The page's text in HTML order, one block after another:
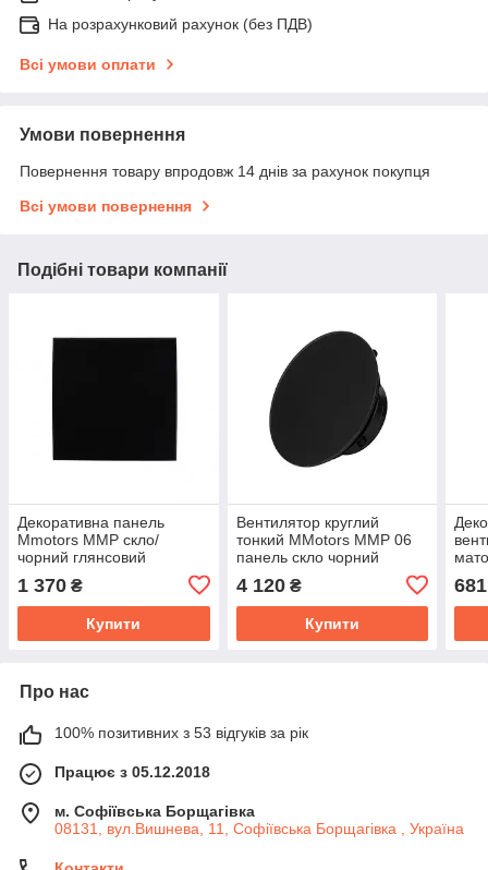
На розрахунковий рахунок (без ПДВ)
Всі умови оплати
Умови повернення
Повернення товару впродовж 14 днів за рахунок покупця
Всі умови повернення
Подібні товари компанії
Декоративна панель
Mmotors ММР скло/
чорний глянсовий
1 370 ₴
Купити
Вентилятор круглий
тонкий MMotors MMP 06
панель скло чорний
4 120₴
Купити
681
Про нас
100% позитивних з 53 відгуків за рік
Працює з 05.12.2018
м. Софіївська Борщагівка
08131, вул.Вишнева, 11, Софіївська Борщагівка , Україна